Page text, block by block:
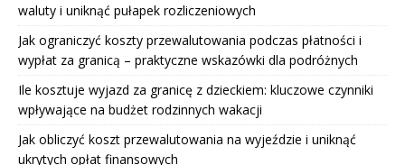
waluty i uniknąć pułapek rozliczeniowych
Jak ograniczyć koszty przewalutowania podczas płatności i
wypłat za granicą – praktyczne wskazówki dla podróżnych
Ile kosztuje wyjazd za granicę z dzieckiem: kluczowe czynniki
wpływające na budżet rodzinnych wakacji
Jak obliczyć koszt przewalutowania na wyjeździe i uniknąć
ukrytych opłat finansowych